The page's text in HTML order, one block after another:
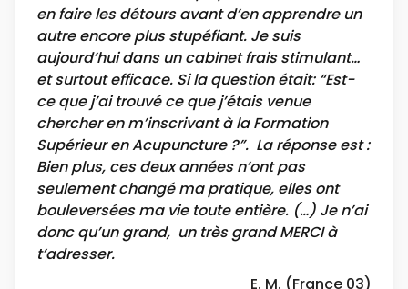
en faire les détours avant d’en apprendre un
autre encore plus stupéfiant. Je suis
aujourd’hui dans un cabinet frais stimulant…
et surtout efficace. Si la question était: “Est-
ce que j’ai trouvé ce que j’étais venue
chercher en m’inscrivant à la Formation
Supérieur en Acupuncture ?”. La réponse est :
Bien plus, ces deux années n’ont pas
seulement changé ma pratique, elles ont
bouleversées ma vie toute entière. (…) Je n’ai
donc qu’un grand, un très grand MERCI à
t’adresser.
E. M. (France 03)